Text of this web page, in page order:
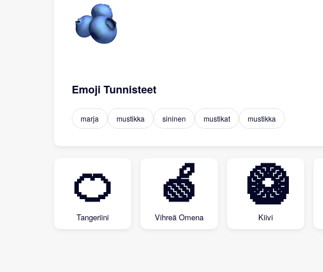
Emoji Tunnisteet
marja mustikka sininen mustikat mustikka
🍊
Tangeriini
🍏
Vihreä Omena
🥝
Kiivi